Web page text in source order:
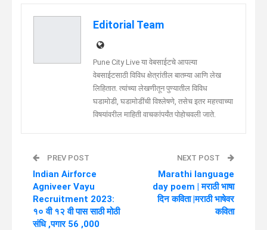
Editorial Team
Pune City Live या वेबसाईटचे आपल्या
वेबसाईटसाठी विविध क्षेत्रांतील बातम्या आणि लेख
लिहितात. त्यांच्या लेखणीतून पुण्यातील विविध
घडामोडी, घडामोडींची विश्लेषणे, तसेच इतर महत्त्वाच्या
विषयांवरील माहिती वाचकांपर्यंत पोहोचवली जाते.
PREV POST
Indian Airforce
Agniveer Vayu
Recruitment 2023:
१० वी १२ वी पास साठी मोठी
संधि ,पगार 56 ,000
NEXT POST
Marathi language
day poem | मराठी भाषा
दिन कविता |मराठी भाषेवर
कविता